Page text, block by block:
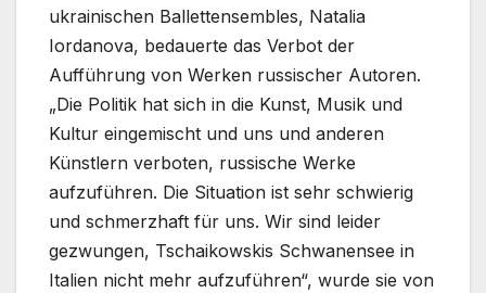
ukrainischen Ballettensembles, Natalia
Iordanova, bedauerte das Verbot der
Aufführung von Werken russischer Autoren.
„Die Politik hat sich in die Kunst, Musik und
Kultur eingemischt und uns und anderen
Künstlern verboten, russische Werke
aufzuführen. Die Situation ist sehr schwierig
und schmerzhaft für uns. Wir sind leider
gezwungen, Tschaikowskis Schwanensee in
Italien nicht mehr aufzuführen“, wurde sie von